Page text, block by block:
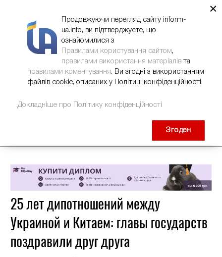
25 лет дипотношений между
Украиной и Китаем: главы государств
поздравили друг друга
×
Продовжуючи перегляд сайту inform-
ua.info, ви підтверджуєте, що
ознайомилися з
Правилами користування сайтом,
правилами використання матеріалів та
правилами коментування. Ви згодні з використанням
файлів cookie, описаних у Політиці конфіденційності.
Докладніше про Політику конфіденційності
Згоден